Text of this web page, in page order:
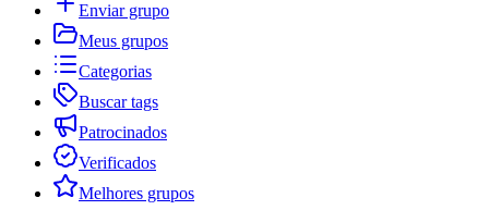
Enviar grupo
Meus grupos
Categorias
Buscar tags
Patrocinados
Verificados
Melhores grupos